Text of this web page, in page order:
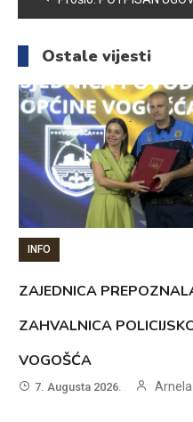
članaka
Ostale vijesti
INFO
ZAJEDNICA
ZAHVALNICA
VOGOŠĆA
7. Augusta 2026.